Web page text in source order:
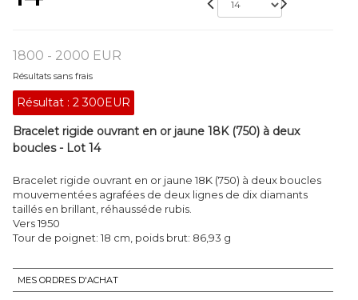
1800 - 2000 EUR
Résultats sans frais
Résultat : 2 300EUR
Bracelet rigide ouvrant en or jaune 18K (750) à deux
boucles - Lot 14
Bracelet rigide ouvrant en or jaune 18K (750) à deux boucles
mouvementées agrafées de deux lignes de dix diamants
taillés en brillant, réhausséde rubis.
Vers 1950
Tour de poignet: 18 cm, poids brut: 86,93 g
MES ORDRES D'ACHAT